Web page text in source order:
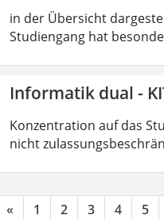
in der Übersicht
Studiengang hat
Informatik dual -
Konzentration auf das
nicht
« 1 2 3 4 5